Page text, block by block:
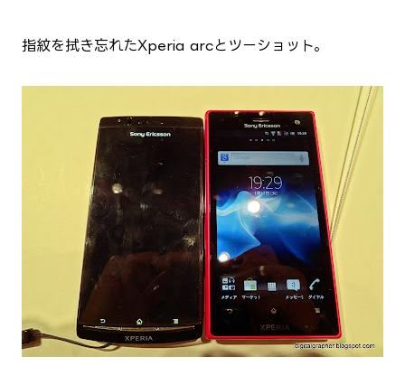
指紋を拭き忘れたXperia arcとツーショット。